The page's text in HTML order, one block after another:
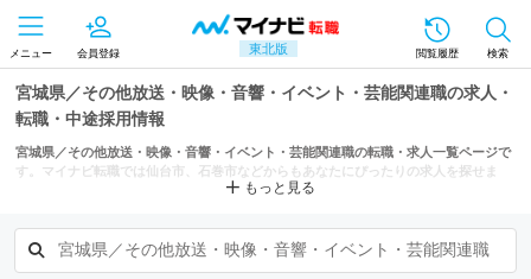
東北版
メニュー 会員登録 閲覧履歴 検索
宮城県／その他放送・映像・音響・イベント・芸能関連職の求人・
転職・中途採用情報
宮城県／その他放送・映像・音響・イベント・芸能関連職の転職・求人一覧ページで
す。マイナビ転職では仙台市、石巻市などからもあなたにぴったりの求人を探せま
もっと見る
宮城県／その他放送・映像・音響・イベント・芸能関連職